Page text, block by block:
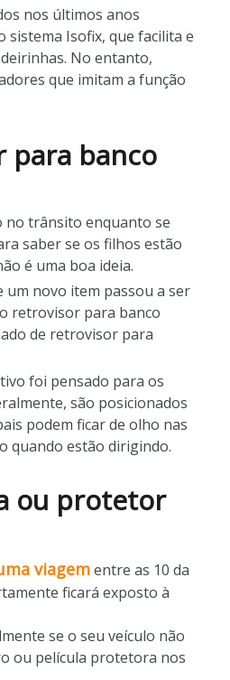
nos últimos anos
sistema Isofix, que facilita e
No entanto,
que imitam a função
para banco
trânsito enquanto se
saber se os filhos estão
é uma boa ideia.
um novo item passou a ser
retrovisor para banco
de retrovisor para
foi pensado para os
são posicionados
podem ficar de olho nas
quando estão dirigindo.
ou protetor
viagementre as 10 da
ficará exposto à
se o seu veículo não
ou película protetora nos